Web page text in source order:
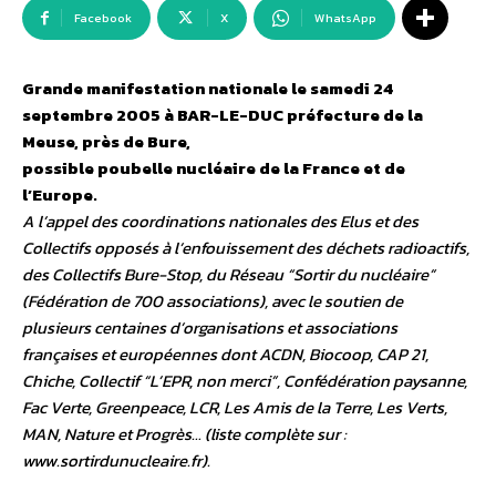
Facebook X WhatsApp
Grande manifestation nationale le samedi 24
septembre 2005 à BAR-LE-DUC préfecture de la
Meuse, près de Bure,
possible poubelle nucléaire de la France et de
l’Europe.
A l’appel des coordinations nationales des Elus et des
Collectifs opposés à l’enfouissement des déchets radioactifs,
des Collectifs Bure-Stop, du Réseau “Sortir du nucléaire”
(Fédération de 700 associations), avec le soutien de
plusieurs centaines d’organisations et associations
françaises et européennes dont ACDN, Biocoop, CAP 21,
Chiche, Collectif “L’EPR, non merci”, Confédération paysanne,
Fac Verte, Greenpeace, LCR, Les Amis de la Terre, Les Verts,
MAN, Nature et Progrès… (liste complète sur :
www.sortirdunucleaire.fr).